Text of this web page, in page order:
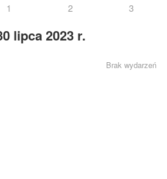
1 2 3
lipca 2023 r.
Brak wydarzeń